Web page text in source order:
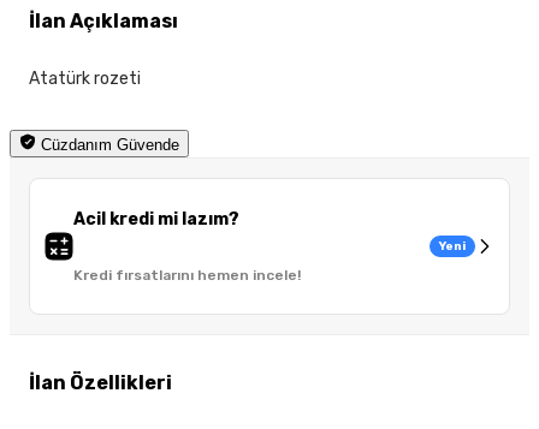
Cüzdanım Güvende
Acil kredi mi lazım?
Kredi fırsatlarını hemen incele!
Yeni
İlan Özellikleri
İlan Açıklaması
Atatürk rozeti